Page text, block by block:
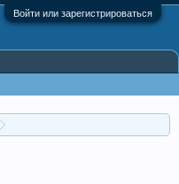
Войти или зарегистрироваться